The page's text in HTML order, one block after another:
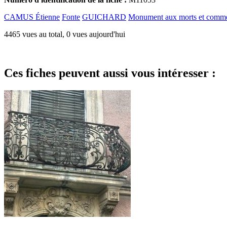
CAMUS Étienne Fonte GUICHARD Monument aux morts et
4465 vues au total, 0 vues aujourd'hui
Ces fiches peuvent aussi vous intéresser :